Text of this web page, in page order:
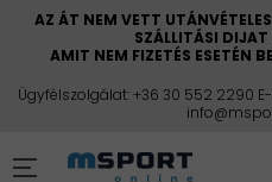
AZ ÁT NEM VETT
SZÁLLITÁSI
AMIT NEM FIZETÉS ESETÉN
Ügyfélszolgálat: +36 30 552 2290